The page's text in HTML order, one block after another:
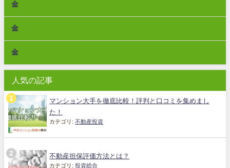
金
金
金
人気の記事
マンション大手を徹底比較！評判と口コミを集めまし
た！
カテゴリ: 不動産投資
不動産担保評価方法とは？
カテゴリ: 投資総合